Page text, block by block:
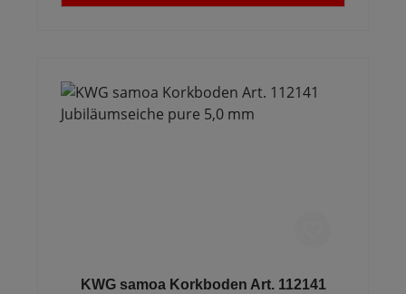
KWG samoa Korkboden Art. 112141